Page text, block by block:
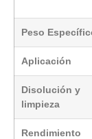
Peso
Aplicación
Disolución y
limpieza
Rendimiento